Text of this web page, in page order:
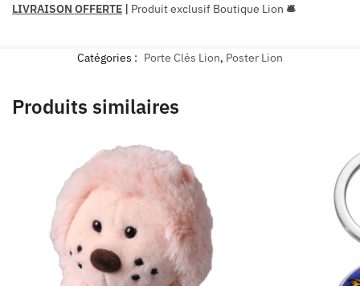
LIVRAISON OFFERTE | Produit exclusif Boutique Lion 🛎
Catégories : Porte Clés Lion, Poster Lion
Produits similaires